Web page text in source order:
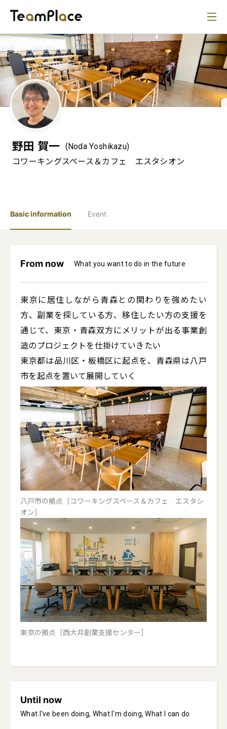
野田 賀一 (Noda Yoshikazu)
コワーキングスペース＆カフェ エスタシオン
Basic information Event
From now What you want to do in the future
東京に居住しながら青森との関わりを強めたい
方、副業を探している方、移住したい方の支援を
通じて、東京・青森双方にメリットが出る事業創
造のプロジェクトを仕掛けていきたい
東京都は品川区・板橋区に起点を、青森県は八戸
市を起点を置いて展開していく
八戸市の拠点［コワーキングスペース＆カフェ エスタシ
オン］
東京の拠点［西大井創業支援センター］
Until now
What I've been doing, What I'm doing, What I can do